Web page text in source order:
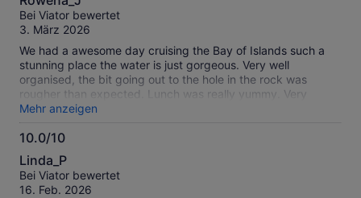
wonderful end to a great excursion. Thankyou Fullers.
von
10
Bei Viator bewertet
3. März 2026
We had a awesome day cruising the Bay of Islands such a
stunning place the water is just gorgeous. Very well
organised, the bit going out to the hole in the rock was
rougher than expected. Lunch was really yummy. Very
enjoyable
Mehr anzeigen
10.0/10
10.0
von
10
Linda_P
Bei Viator bewertet
16. Feb. 2026